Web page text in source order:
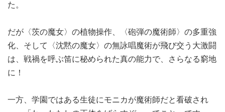
た。
だが〈茨の魔女〉の植物操作、〈砲弾の魔術師〉の多重強
化、そして〈沈黙の魔女〉の無詠唱魔術が飛び交う大激闘
は、戦禍を呼ぶ笛に秘められた真の能力で、さらなる窮地
に！
一方、学園ではある生徒にモニカが魔術師だと看破され